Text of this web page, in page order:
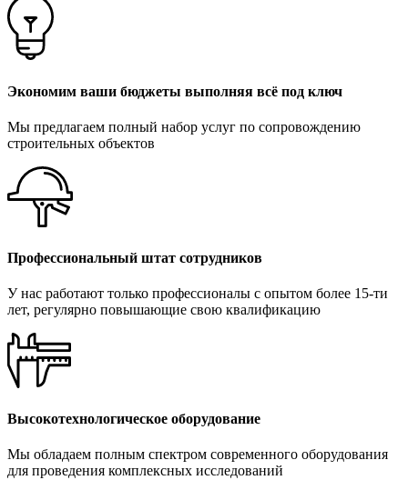
Экономим ваши бюджеты выполняя всё под ключ
Мы предлагаем полный набор услуг по сопровождению
строительных объектов
Профессиональный штат сотрудников
У нас работают только профессионалы с опытом более 15-ти
лет, регулярно повышающие свою квалификацию
Высокотехнологическое оборудование
Мы обладаем полным спектром современного оборудования
для проведения комплексных исследований